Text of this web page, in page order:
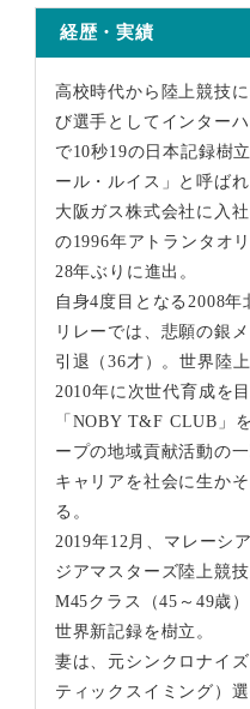
経歴・実績
高校時代から陸上競技
び選手としてインター
で10秒19の日本記録樹
ール・ルイス」と呼ばれ
大阪ガス株式会社に入
の1996年アトランタオ
28年ぶりに進出。
自身4度目となる2008
リレーでは、悲願の銀
引退（36才）。世界陸
2010年に次世代育成を
「NOBY T&F CLUB」
ープの地域貢献活動の
キャリアを社会に生か
る。
2019年12月、マレーシ
ジアマスターズ陸上競
M45クラス（45～49歳
世界新記録を樹立。
妻は、元シンクロナイ
ティックスイミング）